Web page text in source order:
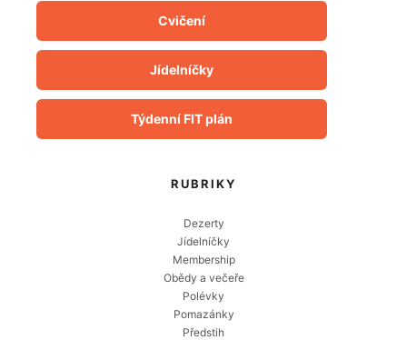
Cvičení
Jídelníčky
Týdenní FIT plán
RUBRIKY
Dezerty
Jídelníčky
Membership
Obědy a večeře
Polévky
Pomazánky
Předstih